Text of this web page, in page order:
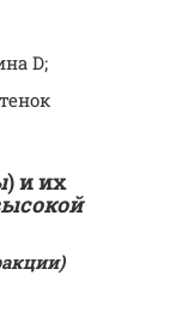
D;
) и их
)